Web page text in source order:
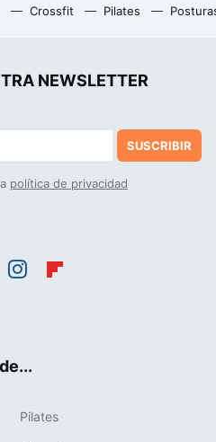
Crossfit Pilates
NEWSLETTER
SUSCRIBIR
política de privacidad
Pilates